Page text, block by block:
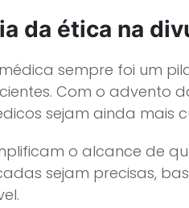
da ética na
sempre foi um
Com o advento
sejam ainda mais
o alcance de
sejam precisas,